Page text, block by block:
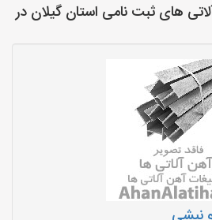
های ثبت نامی استان گیلان در